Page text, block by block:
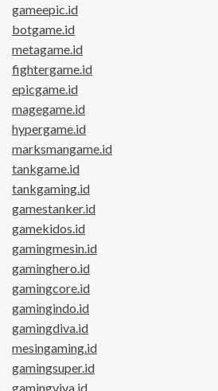
gameepic.id
botgame.id
metagame.id
fightergame.id
epicgame.id
magegame.id
hypergame.id
marksmangame.id
tankgame.id
tankgaming.id
gamestanker.id
gamekidos.id
gamingmesin.id
gaminghero.id
gamingcore.id
gamingindo.id
gamingdiva.id
mesingaming.id
gamingsuper.id
gamingviva.id